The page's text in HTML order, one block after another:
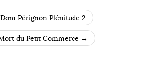
Dom Pérignon Plénitude 2
du Petit Commerce →